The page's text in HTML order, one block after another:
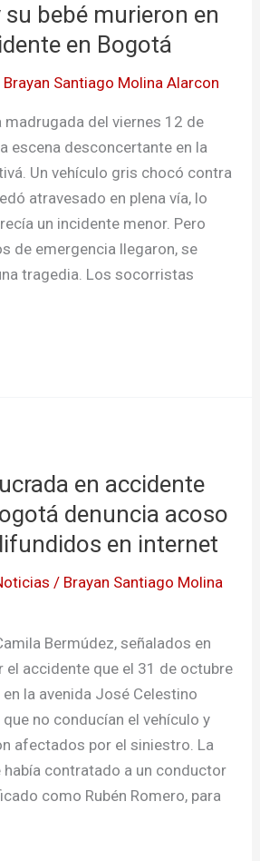
su bebé murieron en
en Bogotá
Brayan Santiago Molina Alarcon
madrugada del viernes 12 de
escena desconcertante en la
Un vehículo gris chocó contra
atravesado en plena vía, lo
un incidente menor. Pero
de emergencia llegaron, se
tragedia. Los socorristas
en accidente
denuncia acoso
en internet
/ Brayan Santiago Molina
Bermúdez, señalados en
el accidente que el 31 de octubre
la avenida José Celestino
no conducían el vehículo y
afectados por el siniestro. La
había contratado a un conductor
como Rubén Romero, para